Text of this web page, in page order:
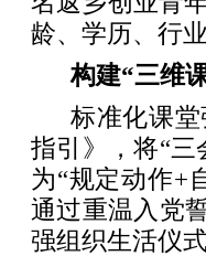
龄、学历、行业
构建“三维
标准化课
指引》，将“
为“规定动作+
通过重温入党
强组织生活仪